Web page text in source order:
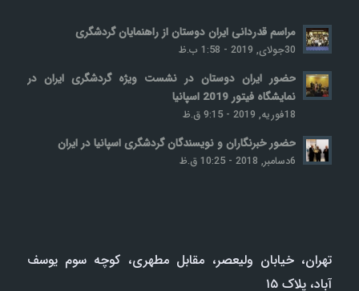
مراسم قدردانی ایران دوستان از راهنمایان گردشگری
30جولای, 2019 - 1:58 ب.ظ
حضور ایران دوستان در نشست ویژه گردشگری ایران در
نمایشگاه فیتور 2019 اسپانیا
18فوریه, 2019 - 9:15 ق.ظ
حضور خبرنگاران و نویسندگان گردشگری اسپانیا در ایران
6دسامبر, 2018 - 10:25 ق.ظ
تھران، خيابان وليعصر، مقابل مطھری، کوچه سوم يوسف
آباد، پلاک ۱۵